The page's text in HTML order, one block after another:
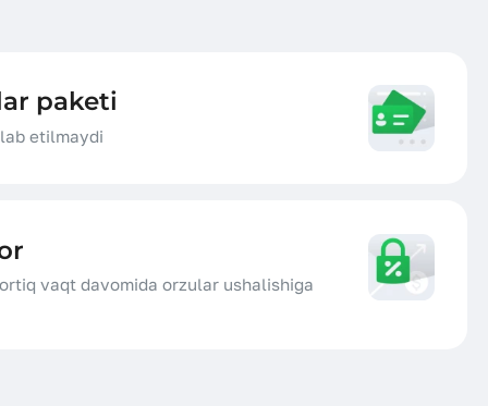
paketi
etilmaydi
vaqt davomida orzular ushalishiga